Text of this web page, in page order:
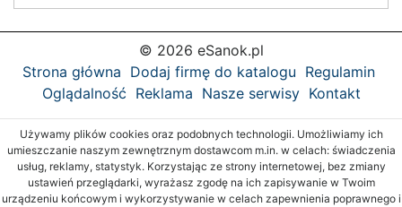
© 2026 eSanok.pl
Strona główna Dodaj firmę do katalogu Regulamin
Oglądalność Reklama Nasze serwisy Kontakt
Używamy plików cookies oraz podobnych technologii. Umożliwiamy ich
umieszczanie naszym zewnętrznym dostawcom m.in. w celach: świadczenia
usług, reklamy, statystyk. Korzystając ze strony internetowej, bez zmiany
ustawień przeglądarki, wyrażasz zgodę na ich zapisywanie w Twoim
urządzeniu końcowym i wykorzystywanie w celach zapewnienia poprawnego i